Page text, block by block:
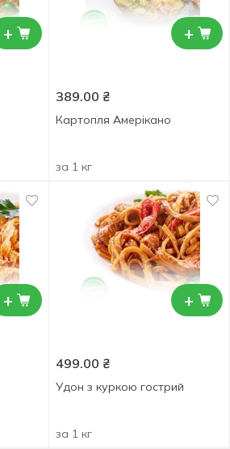
+ +
389.00 ₴
Картопля Амерікано
за 1 кг
+ +
499.00 ₴
Удон з куркою гострий
за 1 кг